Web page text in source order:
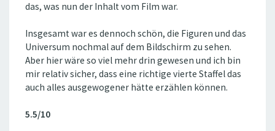
das, was nun der Inhalt vom Film war.
Insgesamt war es dennoch schön, die Figuren und das
Universum nochmal auf dem Bildschirm zu sehen.
Aber hier wäre so viel mehr drin gewesen und ich bin
mir relativ sicher, dass eine richtige vierte Staffel das
auch alles ausgewogener hätte erzählen können.
5.5/10